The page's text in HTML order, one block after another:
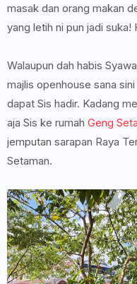
masak dan orang makan
yang letih ni pun jadi
Walaupun dah habis
majlis openhouse sana
dapat Sis hadir. Kadang
aja Sis ke rumah Geng
jemputan sarapan Raya
Setaman.